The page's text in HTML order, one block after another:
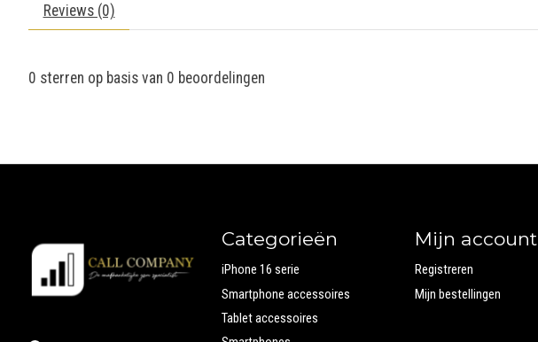
Reviews (0)
0 sterren op basis van 0 beoordelingen
Categorieën
iPhone 16 serie
Smartphone accessoires
Tablet accessoires
Mijn account
Registreren
Mijn bestellingen